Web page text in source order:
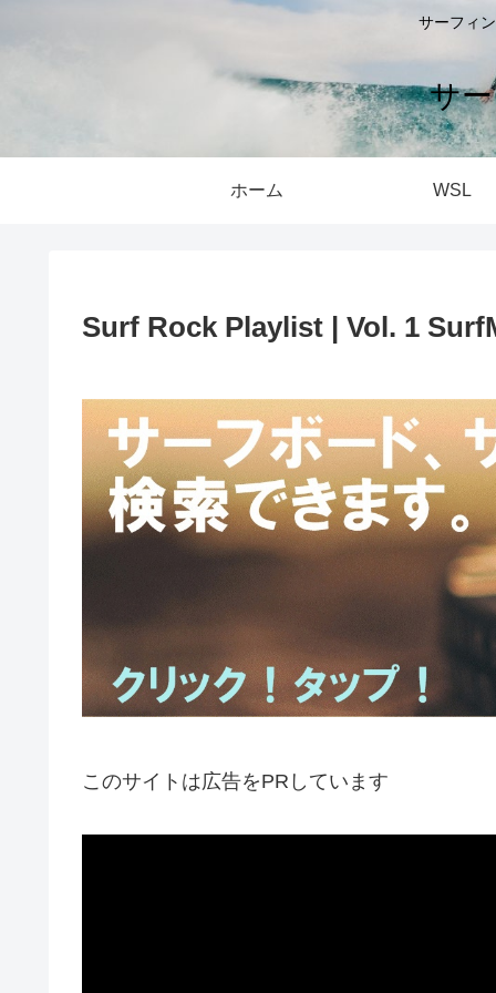
サーフィ
サ
ホーム WSL
Surf Rock Playlist | Vol. 1
このサイトは広告をPRしています